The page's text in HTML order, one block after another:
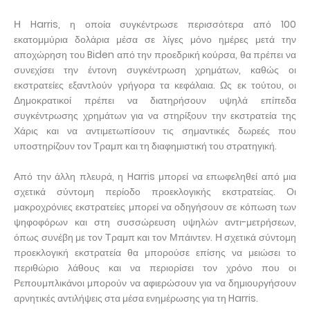
Η Harris, η οποία συγκέντρωσε περισσότερα από 100
εκατομμύρια δολάρια μέσα σε λίγες μόνο ημέρες μετά την
αποχώρηση του Biden από την προεδρική κούρσα, θα πρέπει να
συνεχίσει την έντονη συγκέντρωση χρημάτων, καθώς οι
εκστρατείες εξαντλούν γρήγορα τα κεφάλαια. Ως εκ τούτου, οι
Δημοκρατικοί πρέπει να διατηρήσουν υψηλά επίπεδα
συγκέντρωσης χρημάτων για να στηρίξουν την εκστρατεία της
Χάρις και να αντιμετωπίσουν τις σημαντικές δωρεές που
υποστηρίζουν τον Τραμπ και τη διαφημιστική του στρατηγική.
Από την άλλη πλευρά, η Harris μπορεί να επωφεληθεί από μια
σχετικά σύντομη περίοδο προεκλογικής εκστρατείας. Οι
μακροχρόνιες εκστρατείες μπορεί να οδηγήσουν σε κόπωση των
ψηφοφόρων και στη συσσώρευση υψηλών αντι-μετρήσεων,
όπως συνέβη με τον Τραμπ και τον Μπάιντεν. Η σχετικά σύντομη
προεκλογική εκστρατεία θα μπορούσε επίσης να μειώσει το
περιθώριο λάθους και να περιορίσει τον χρόνο που οι
Ρεπουμπλικάνοι μπορούν να αφιερώσουν για να δημιουργήσουν
αρνητικές αντιλήψεις στα μέσα ενημέρωσης για τη Harris.